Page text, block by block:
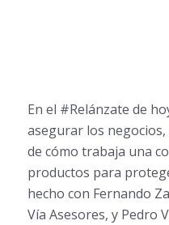
En el #Relánzate de
asegurar los
de cómo trabaja una
productos para
hecho con Fernando
Vía Asesores, y Pedro